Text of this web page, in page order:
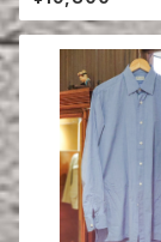
S